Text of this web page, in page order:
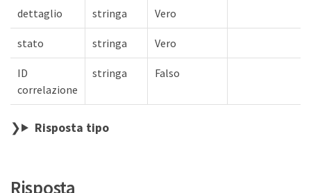
dettaglio stringa Vero
stato stringa Vero
ID
correlazione
stringa Falso
Risposta tipo
Risposta